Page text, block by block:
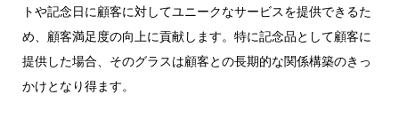
トや記念日に顧客に対してユニークなサービスを提供できるた
め、顧客満足度の向上に貢献します。特に記念品として顧客に
提供した場合、そのグラスは顧客との長期的な関係構築のきっ
かけとなり得ます。